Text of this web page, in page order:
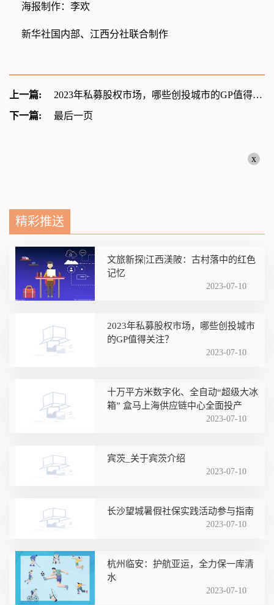
海报制作：李欢
新华社国内部、江西分社联合制作
上一篇:
2023年私募股权市场，哪些创投城市的GP值得关注？
下一篇:
最后一页
x
精彩推送
文旅新探|江西渼陂：古村落中的红色
记忆
2023-07-10
2023年私募股权市场，哪些创投城市
的GP值得关注？
2023-07-10
十万平方米数字化、全自动“超级大冰
箱” 盒马上海供应链中心全面投产
2023-07-10
宾茨_关于宾茨介绍
2023-07-10
长沙望城暑假社保实践活动参与指南
2023-07-10
杭州临安：护航亚运，全力保一库清
水
2023-07-10